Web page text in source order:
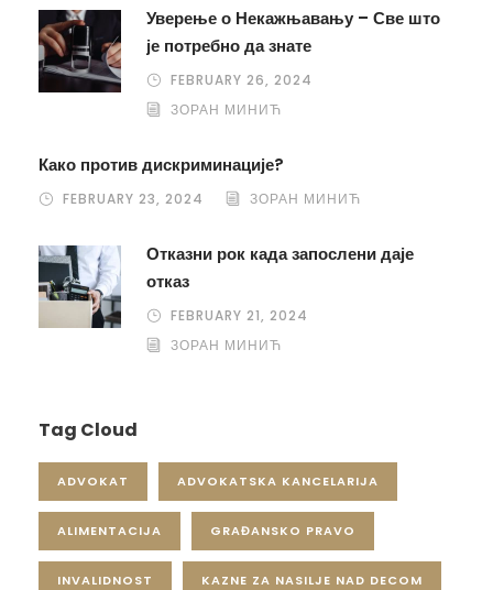
Уверење о Некажњавању – Све што
је потребно да знате
FEBRUARY 26, 2024
ЗОРАН МИНИЋ
Како против дискриминације?
FEBRUARY 23, 2024 ЗОРАН МИНИЋ
Отказни рок када запослени даје
отказ
FEBRUARY 21, 2024
ЗОРАН МИНИЋ
Tag Cloud
ADVOKAT ADVOKATSKA KANCELARIJA
ALIMENTACIJA GRAĐANSKO PRAVO
INVALIDNOST KAZNE ZA NASILJE NAD DECOM